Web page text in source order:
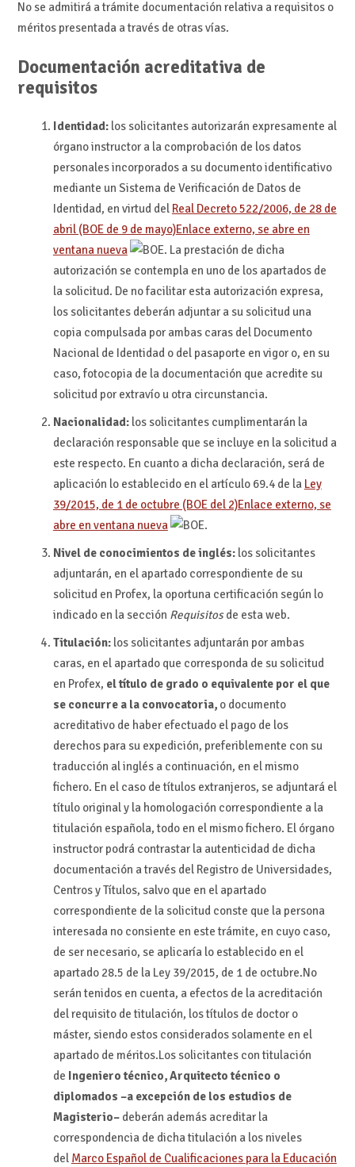
No se admitirá a trámite documentación relativa a requisitos o
méritos presentada a través de otras vías.
Documentación acreditativa de
requisitos
Identidad:los solicitantes autorizarán expresamente al
órgano instructor a la comprobación de los datos
personales incorporados a su documento identificativo
mediante un Sistema de Verificación de Datos de
Identidad, en virtud del Real Decreto 522/2006, de 28 de
abril (BOE de 9 de mayo)Enlace externo, se abre en
ventana nueva
. La prestación de dicha
autorización se contempla en uno de los apartados de
la solicitud. De no facilitar esta autorización expresa,
los solicitantes deberán adjuntar a su solicitud una
copia compulsada por ambas caras del Documento
Nacional de Identidad o del pasaporte en vigor o, en su
caso, fotocopia de la documentación que acredite su
solicitud por extravío u otra circunstancia.
Nacionalidad:los solicitantes cumplimentarán la
declaración responsable que se incluye en la solicitud a
este respecto. En cuanto a dicha declaración, será de
aplicación lo establecido en el artículo 69.4 de la Ley
39/2015, de 1 de octubre (BOE del 2)Enlace externo, se
abre en ventana nueva
.
Nivel de conocimientos de inglés:los solicitantes
adjuntarán, en el apartado correspondiente de su
solicitud en Profex, la oportuna certificación según lo
indicado en la sección Requisitosde esta web.
Titulación: los solicitantes adjuntarán por ambas
caras, en el apartado que corresponda de su solicitud
en Profex, el título de grado o equivalente por el que
se concurre a la convocatoria,o documento
acreditativo de haber efectuado el pago de los
derechos para su expedición, preferiblemente con su
traducción al inglés a continuación, en el mismo
fichero. En el caso de títulos extranjeros, se adjuntará el
título original y la homologación correspondiente a la
titulación española, todo en el mismo fichero. El órgano
instructor podrá contrastar la autenticidad de dicha
documentación a través del Registro de Universidades,
Centros y Títulos, salvo que en el apartado
correspondiente de la solicitud conste que la persona
interesada no consiente en este trámite, en cuyo caso,
de ser necesario, se aplicaría lo establecido en el
apartado 28.5 de la Ley 39/2015, de 1 de octubre.No
serán tenidos en cuenta, a efectos de la acreditación
del requisito de titulación, los títulos de doctor o
máster, siendo estos considerados solamente en el
apartado de méritos.Los solicitantes con titulación
de Ingeniero técnico, Arquitecto técnico o
diplomados –a excepción de los estudios de
Magisterio–deberán además acreditar la
correspondencia de dicha titulación a los niveles
del Marco Español de Cualificaciones para la Educación